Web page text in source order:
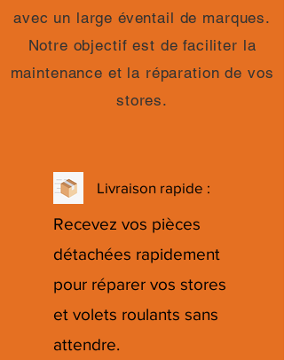
avec un large éventail de marques.
Notre objectif est de faciliter la
maintenance et la réparation de vos
stores.
Livraison rapide :
Recevez vos pièces
détachées rapidement
pour réparer vos stores
et volets roulants sans
attendre.